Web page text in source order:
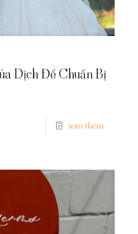
Dịch Để Chuẩn Bị
xem thêm